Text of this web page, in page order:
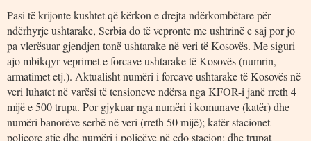
Pasi të krijonte kushtet që kërkon e drejta ndërkombëtare për
ndërhyrje ushtarake, Serbia do të vepronte me ushtrinë e saj por jo
pa vlerësuar gjendjen tonë ushtarake në veri të Kosovës. Me siguri
ajo mbikqyr veprimet e forcave ushtarake të Kosovës (numrin,
armatimet etj.). Aktualisht numëri i forcave ushtarake të Kosovës në
veri luhatet në varësi të tensioneve ndërsa nga KFOR-i janë rreth 4
mijë e 500 trupa. Por gjykuar nga numëri i komunave (katër) dhe
numëri banorëve serbë në veri (rreth 50 mijë); katër stacionet
policore atje dhe numëri i policëve në çdo stacion; dhe trupat